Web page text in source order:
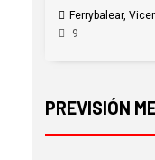
Ferrybalear,
9
PREVISIÓN